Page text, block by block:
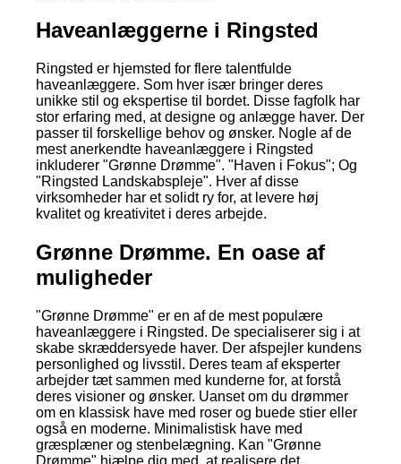
Haveanlæggerne i Ringsted
Ringsted er hjemsted for flere talentfulde
haveanlæggere. Som hver især bringer deres
unikke stil og ekspertise til bordet. Disse fagfolk har
stor erfaring med, at designe og anlægge haver. Der
passer til forskellige behov og ønsker. Nogle af de
mest anerkendte haveanlæggere i Ringsted
inkluderer "Grønne Drømme". "Haven i Fokus"; Og
"Ringsted Landskabspleje". Hver af disse
virksomheder har et solidt ry for, at levere høj
kvalitet og kreativitet i deres arbejde.
Grønne Drømme. En oase af
muligheder
"Grønne Drømme" er en af de mest populære
haveanlæggere i Ringsted. De specialiserer sig i at
skabe skræddersyede haver. Der afspejler kundens
personlighed og livsstil. Deres team af eksperter
arbejder tæt sammen med kunderne for, at forstå
deres visioner og ønsker. Uanset om du drømmer
om en klassisk have med roser og buede stier eller
også en moderne. Minimalistisk have med
græsplæner og stenbelægning. Kan "Grønne
Drømme" hjælpe dig med, at realisere det.